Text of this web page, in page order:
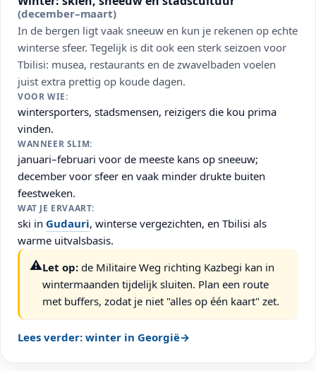
(december–maart)
In de bergen ligt vaak sneeuw en kun je rekenen op echte
winterse sfeer. Tegelijk is dit ook een sterk seizoen voor
Tbilisi: musea, restaurants en de zwavelbaden voelen
juist extra prettig op koude dagen.
VOOR WIE:
wintersporters, stadsmensen, reizigers die kou prima
vinden.
WANNEER SLIM:
januari–februari voor de meeste kans op sneeuw;
december voor sfeer en vaak minder drukte buiten
feestweken.
WAT JE ERVAART:
ski in Gudauri, winterse vergezichten, en Tbilisi als
warme uitvalsbasis.
⚠️Let op: de Militaire Weg richting Kazbegi kan in
wintermaanden tijdelijk sluiten. Plan een route
met buffers, zodat je niet "alles op één kaart" zet.
Lees verder: winter in Georgië→